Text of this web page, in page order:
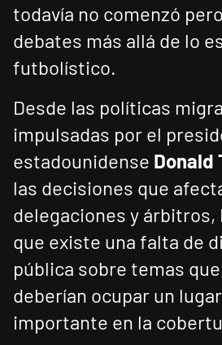
todavía no comenzó
debates más allá de lo
futbolístico.
Desde las políticas
impulsadas por el
estadounidense Donald
las decisiones que
delegaciones y árbitros,
que existe una falta de
pública sobre temas
deberían ocupar un
importante en la